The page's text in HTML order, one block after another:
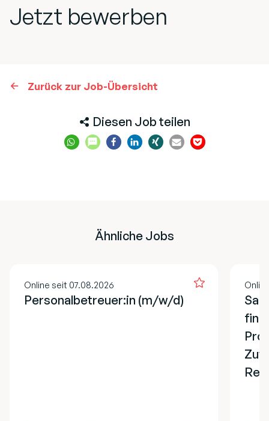
Jetzt bewerben
Zurück zur Job-Übersicht
Diesen Job teilen
Ähnliche Jobs
Online seit 07.08.2026
Personalbetreuer:in (m/w/d)